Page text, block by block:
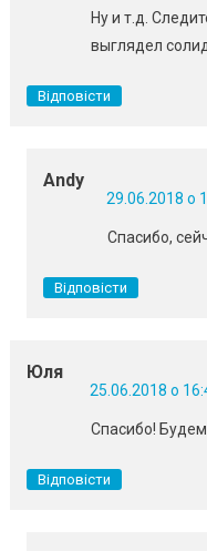
Ну и т.д.
выглядел
Відповісти
Andy
29.06.2018 о
Спасибо,
Відповісти
Юля
25.06.2018 о
Спасибо! Будем
Відповісти